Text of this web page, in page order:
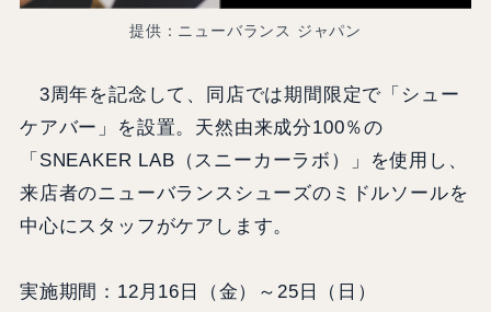
提供：ニューバランス ジャパン
3周年を記念して、同店では期間限定で「シュー
ケアバー」を設置。天然由来成分100％の
「SNEAKER LAB（スニーカーラボ）」を使用し、
来店者のニューバランスシューズのミドルソールを
中心にスタッフがケアします。
実施期間：12月16日（金）～25日（日）